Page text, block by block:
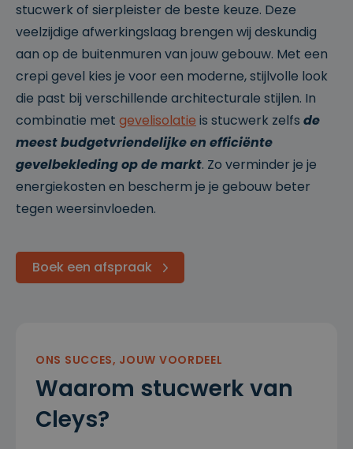
stucwerk of sierpleister de beste keuze. Deze
veelzijdige afwerkingslaag brengen wij deskundig
aan op de buitenmuren van jouw gebouw. Met een
crepi gevel kies je voor een moderne, stijlvolle look
die past bij verschillende architecturale stijlen. In
combinatie met gevelisolatie is stucwerk zelfs de
meest budgetvriendelijke en efficiënte
gevelbekleding op de markt. Zo verminder je je
energiekosten en bescherm je je gebouw beter
tegen weersinvloeden.
Boek een afspraak
ONS SUCCES, JOUW VOORDEEL
Waarom stucwerk van
Cleys?